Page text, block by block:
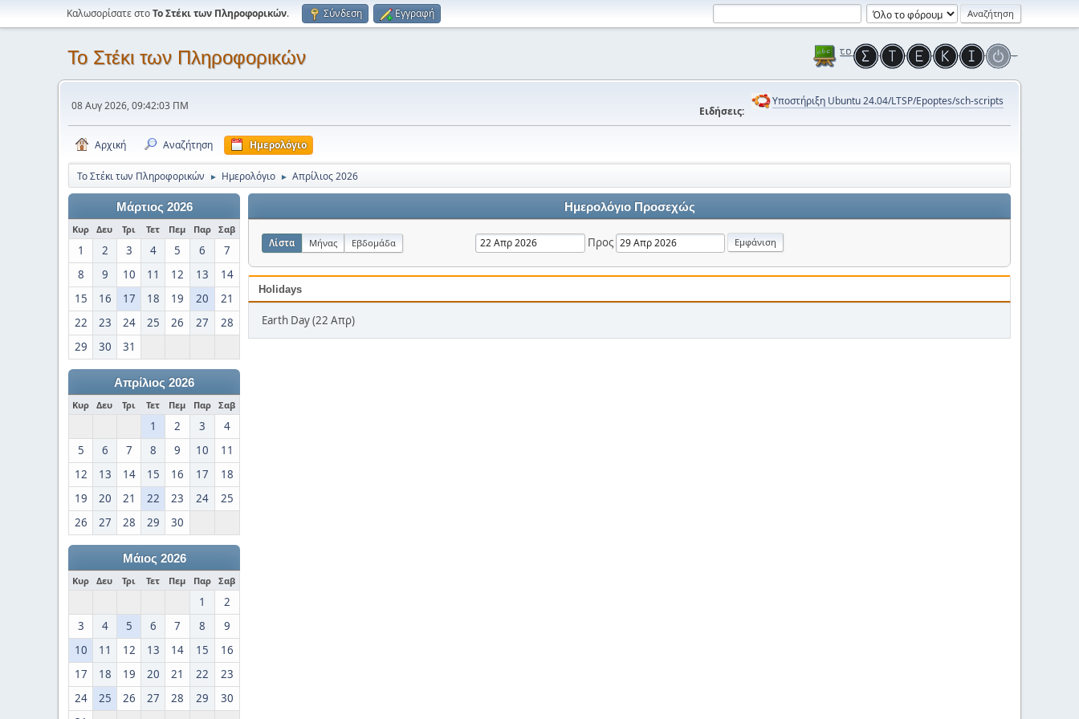
Καλωσορίσατε στοΤο Στέκι των Πληροφορικών. Σύνδεση Εγγραφή
Το Στέκι των Πληροφορικών
08 Αυγ 2026, 09:42:03 ΠΜ Ειδήσεις:
Υποστήριξη Ubuntu 24.04/LTSP/Epoptes/sch-scripts
Αρχική Αναζήτηση Ημερολόγιο
Το Στέκι των Πληροφορικών ► Ημερολόγιο ► Απρίλιος 2026
Μάρτιος 2026
Κυρ Δευ Τρι Τετ Πεμ Παρ Σαβ
1 2 3 4 5 6
7
8
9 10 11 12 13
14
15
16 17 18 19 20
21
22
23 24 25 26 27
28
29
30 31
Απρίλιος 2026
Κυρ Δευ Τρι Τετ Πεμ Παρ Σαβ
1 2 3
4
5
6 7 8 9 10
11
12
13 14 15 16 17
18
19
20 21 22 23 24
25
26
27 28 29 30
Μάιος 2026
Κυρ Δευ Τρι Τετ Πεμ Παρ Σαβ
1
2
3
4 5 6 7 8
9
10
11 12 13 14 15
16
17
18 19 20 21 22
23
24
25 26 27 28 29
30
Ημερολόγιο Προσεχώς
Λίστα Μήνας Εβδομάδα Προς
Holidays
Earth Day (22 Απρ)